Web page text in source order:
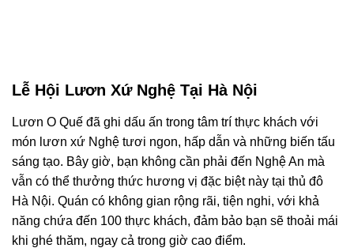
Lễ Hội Lươn Xứ Nghệ Tại Hà Nội
Lươn O Quế đã ghi dấu ấn trong tâm trí thực khách với
món lươn xứ Nghệ tươi ngon, hấp dẫn và những biến tấu
sáng tạo. Bây giờ, bạn không cần phải đến Nghệ An mà
vẫn có thể thưởng thức hương vị đặc biệt này tại thủ đô
Hà Nội. Quán có không gian rộng rãi, tiện nghi, với khả
năng chứa đến 100 thực khách, đảm bảo bạn sẽ thoải mái
khi ghé thăm, ngay cả trong giờ cao điểm.